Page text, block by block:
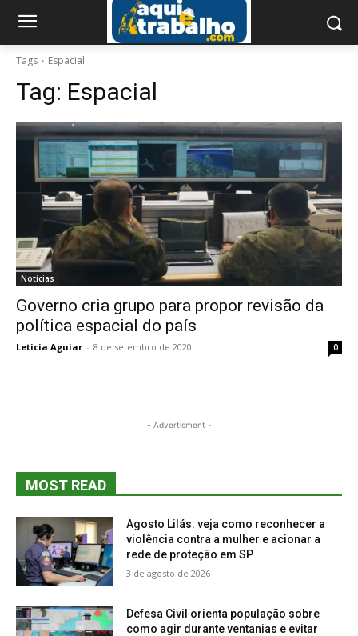
Tags Espacial
Tag: Espacial
Notícias
Governo cria grupo para propor revisão da
política espacial do país
Leticia Aguiar - 8 de setembro de 2020 0
- Advertisment -
MOST READ
Agosto Lilás: veja como reconhecer a
violência contra a mulher e acionar a
rede de proteção em SP
3 de agosto de 2026
Defesa Civil orienta população sobre
como agir durante ventanias e evitar